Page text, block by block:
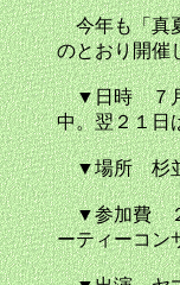
今年も「真
のとおり開催
▼日時 ７月
中。翌２１日
▼場所 杉並
▼参加費 ２
ーティーコン